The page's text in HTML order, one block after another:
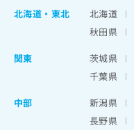
北海道 ・ 東北 北海道
秋田県
関東
茨城県
千葉県
中部
新潟県
長野県